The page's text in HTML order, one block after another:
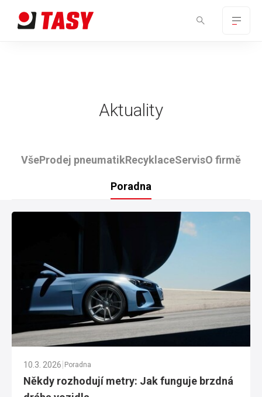
Aktuality
VšeProdej pneumatikRecyklaceServisO firmě
Poradna
10.3. 2026 Poradna
Někdy rozhodují metry: Jak funguje brzdná